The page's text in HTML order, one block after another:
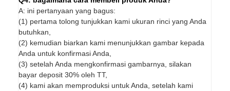
A: ini pertanyaan yang bagus:
(1) pertama tolong tunjukkan kami ukuran rinci yang Anda
butuhkan,
(2) kemudian biarkan kami menunjukkan gambar kepada
Anda untuk konfirmasi Anda,
(3) setelah Anda mengkonfirmasi gambarnya, silakan
bayar deposit 30% oleh TT,
(4) kami akan memproduksi untuk Anda, setelah kami